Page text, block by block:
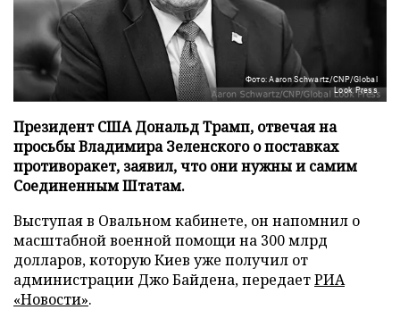
Фото: Aaron Schwartz/CNP/Global
Look Press
Президент США Дональд Трамп, отвечая на
просьбы Владимира Зеленского о поставках
противоракет, заявил, что они нужны и самим
Соединенным Штатам.
Выступая в Овальном кабинете, он напомнил о
масштабной военной помощи на 300 млрд
долларов, которую Киев уже получил от
администрации Джо Байдена, передаетРИА
«Новости».